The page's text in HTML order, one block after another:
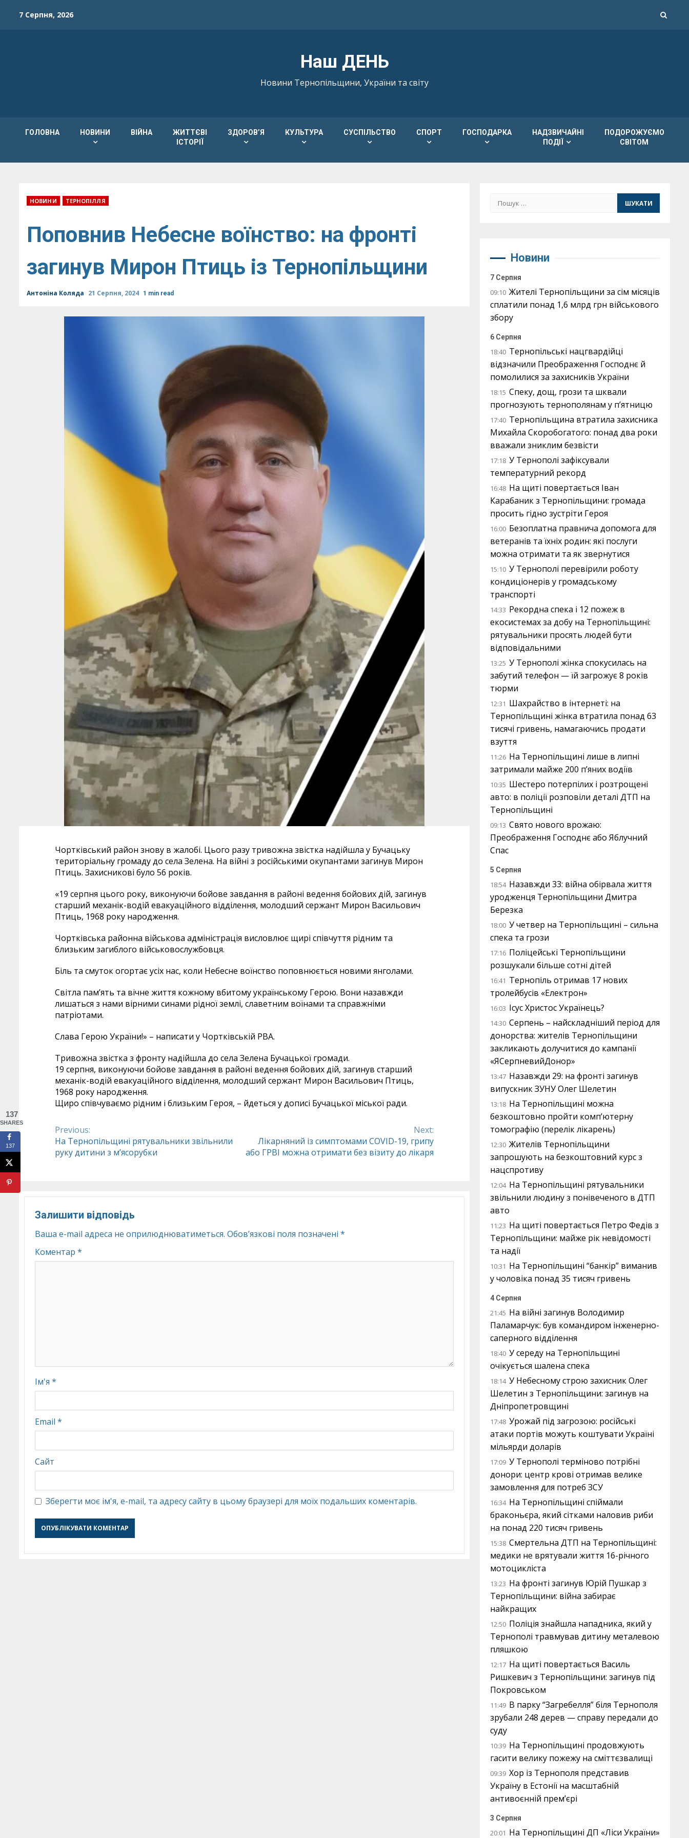
7 Серпня, 2026
Наш ДЕНЬ
Новини Тернопільщини, України та світу
ГОЛОВНА НОВИНИ ВІЙНА
ЖИТТЄВІ
ІСТОРІЇ
ЗДОРОВ’Я КУЛЬТУРА СУСПІЛЬСТВО СПОРТ ГОСПОДАРКА
НАДЗВИЧАЙНІ
ПОДІЇ
ПОДОРОЖУЄМО
СВІТОМ
НОВИНИ ТЕРНОПІЛЛЯ
Поповнив Небесне воїнство: на фронті
загинув Мирон Птиць із Тернопільщини
Антоніна Коляда 21 Серпня, 2024 1 min read
Чортківський район знову в жалобі. Цього разу тривожна звістка надійшла у Бучацьку
територіальну громаду до села Зелена. На війні з російськими окупантами загинув Мирон
Птиць. Захисникові було 56 років.
«19 серпня цього року, виконуючи бойове завдання в районі ведення бойових дій, загинув
старший механік-водій евакуаційного відділення, молодший сержант Мирон Васильович
Птиць, 1968 року народження.
Чортківська районна військова адміністрація висловлює щирі співчуття рідним та
близьким загиблого військовослужбовця.
Біль та смуток огортає усіх нас, коли Небесне воїнство поповнюється новими янголами.
Світла пам’ять та вічне життя кожному вбитому українському Герою. Вони назавжди
лишаться з нами вірними синами рідної землі, славетним воїнами та справжніми
патріотами.
Слава Герою України!» – написати у Чортківській РВА.
Тривожна звістка з фронту надійшла до села Зелена Бучацької громади.
19 серпня, виконуючи бойове завдання в районі ведення бойових дій, загинув старший
механік-водій евакуаційного відділення, молодший сержант Мирон Васильович Птиць,
1968 року народження.
Щиро співчуваємо рідним і близьким Героя, – йдеться у дописі Бучацької міської ради.
Continue
Reading
Previous:
На Тернопільщині рятувальники звільнили
руку дитини з мʼясорубки
Next:
Лікарняний із симптомами COVID-19, грипу
або ГРВІ можна отримати без візиту до лікаря
Залишити відповідь
Ваша e-mail адреса не оприлюднюватиметься. Обов’язкові поля позначені *
Коментар *
Ім'я *
Email *
Сайт
Зберегти моє ім'я, e-mail, та адресу сайту в цьому браузері для моїх подальших коментарів.
Пошук:
Новини
7 Серпня
09:10 Жителі Тернопільщини за сім місяців
сплатили понад 1,6 млрд грн військового
збору
6 Серпня
18:40 Тернопільські нацгвардійці
відзначили Преображення Господнє й
помолилися за захисників України
18:15 Спеку, дощ, грози та шквали
прогнозують тернополянам у п’ятницю
17:40 Тернопільщина втратила захисника
Михайла Скоробогатого: понад два роки
вважали зниклим безвісти
17:18 У Тернополі зафіксували
температурний рекорд
16:48 На щиті повертається Іван
Карабаник з Тернопільщини: громада
просить гідно зустріти Героя
16:00 Безоплатна правнича допомога для
ветеранів та їхніх родин: які послуги
можна отримати та як звернутися
15:10 У Тернополі перевірили роботу
кондиціонерів у громадському
транспорті
14:33 Рекордна спека і 12 пожеж в
екосистемах за добу на Тернопільщині:
рятувальники просять людей бути
відповідальними
13:25 У Тернополі жінка спокусилась на
забутий телефон — їй загрожує 8 років
тюрми
12:31 Шахрайство в інтернеті: на
Тернопільщині жінка втратила понад 63
тисячі гривень, намагаючись продати
взуття
11:26 На Тернопільщині лише в липні
затримали майже 200 п’яних водіїв
10:35 Шестеро потерпілих і розтрощені
авто: в поліції розповіли деталі ДТП на
Тернопільщині
09:13 Свято нового врожаю:
Преображення Господнє або Яблучний
Спас
5 Серпня
18:54 Назавжди 33: війна обірвала життя
уродженця Тернопільщини Дмитра
Березка
18:00 У четвер на Тернопільщині – сильна
спека та грози
17:16 Поліцейські Тернопільщини
розшукали більше сотні дітей
16:41 Тернопіль отримав 17 нових
тролейбусів «Електрон»
16:03 Ісус Христос Українець?
14:30 Серпень – найскладніший період для
донорства: жителів Тернопільщини
закликають долучитися до кампанії
«ЯСерпневийДонор»
13:47 Назавжди 29: на фронті загинув
випускник ЗУНУ Олег Шелетин
13:18 На Тернопільщині можна
безкоштовно пройти комп’ютерну
томографію (перелік лікарень)
12:30 Жителів Тернопільщини
запрошують на безкоштовний курс з
нацспротиву
12:04 На Тернопільщині рятувальники
звільнили людину з понівеченого в ДТП
авто
11:23 На щиті повертається Петро Федів з
Тернопільщини: майже рік невідомості
та надії
10:31 На Тернопільщині “банкір” виманив
у чоловіка понад 35 тисяч гривень
4 Серпня
21:45 На війні загинув Володимир
Паламарчук: був командиром інженерно-
саперного відділення
18:40 У середу на Тернопільщині
очікується шалена спека
18:14 У Небесному строю захисник Олег
Шелетин з Тернопільщини: загинув на
Дніпропетровщині
17:48 Урожай під загрозою: російські
атаки портів можуть коштувати Україні
мільярди доларів
17:09 У Тернополі терміново потрібні
донори: центр крові отримав велике
замовлення для потреб ЗСУ
16:34 На Тернопільщині спіймали
браконьєра, який сітками наловив риби
на понад 220 тисяч гривень
15:38 Смертельна ДТП на Тернопільщині:
медики не врятували життя 16-річного
мотоцикліста
13:23 На фронті загинув Юрій Пушкар з
Тернопільщини: війна забирає
найкращих
12:50 Поліція знайшла нападника, який у
Тернополі травмував дитину металевою
пляшкою
12:17 На щиті повертається Василь
Ришкевич з Тернопільщини: загинув під
Покровськом
11:49 В парку “Загребелля” біля Тернополя
зрубали 248 дерев — справу передали до
суду
10:39 На Тернопільщині продовжують
гасити велику пожежу на сміттєзвалищі
09:39 Хор із Тернополя представив
Україну в Естонії на масштабній
антивоєнній прем’єрі
3 Серпня
20:01 На Тернопільщині ДП «Ліси України»
137
SHARES
137